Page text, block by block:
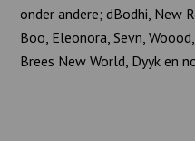
onder andere; dBodhi, New
Boo, Eleonora, Sevn,
Brees New World, Dyyk en